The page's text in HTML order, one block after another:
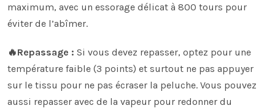
maximum, avec un essorage délicat à 800 tours pour
éviter de l’abîmer.
🔥Repassage : Si vous devez repasser, optez pour une
température faible (3 points) et surtout ne pas appuyer
sur le tissu pour ne pas écraser la peluche. Vous pouvez
aussi repasser avec de la vapeur pour redonner du